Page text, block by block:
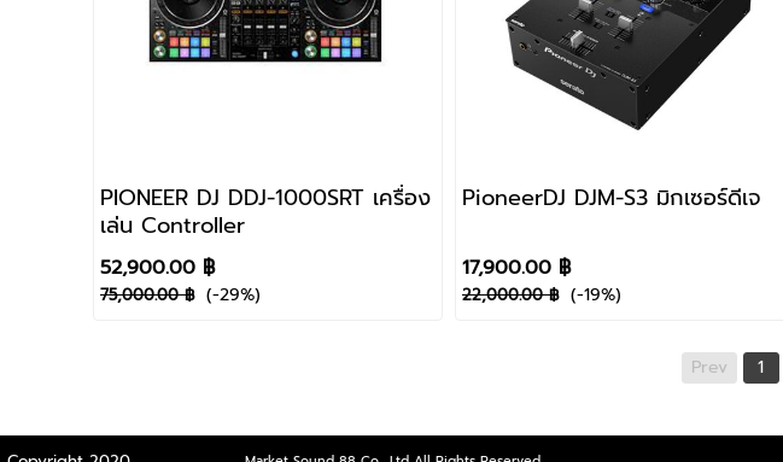
PIONEER DJ DDJ-1000SRT เครื่อง
เล่น Controller
52,900.00 ฿
75,000.00 ฿ (-29%)
PioneerDJ DJM-S3 มิกเซอร์ดีเจ
17,900.00 ฿
22,000.00 ฿ (-19%)
Prev 1